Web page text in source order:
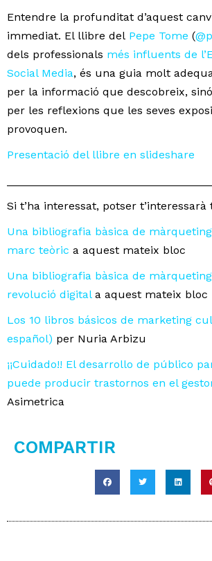
Entendre la profunditat d’aquest
immediat. El llibre del Pepe Tome (
dels professionals més influents de
Social Media, és una guia molt
per la informació que descobreix,
per les reflexions que les seves
provoquen.
Presentació del llibre en slideshare
Si t’ha interessat, potser t’interessarà
Una bibliografia bàsica de
marc teòric a aquest mateix bloc
Una bibliografia bàsica de
revolució digitala aquest mateix bloc
Los 10 libros básicos de marketing
español) per Nuria Arbizu
¡¡Cuidado!! El desarrollo de público
puede producir trastornos en el
Asimetrica
COMPARTIR